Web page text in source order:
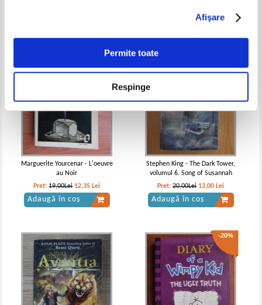
Afişare
Permite toate
Respinge
-35%
Marguerite Yourcenar - L'oeuvre
au Noir
Pret:19,00Lei 12,35 Lei
Adaugă în coș
-35%
Stephen King - The Dark Tower,
volumul 6. Song of Susannah
Pret:20,00Lei 13,00 Lei
Adaugă în coș
-20%